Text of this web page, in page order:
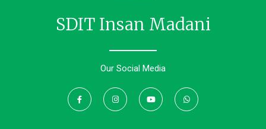
SDIT Insan Madani
Our Social Media